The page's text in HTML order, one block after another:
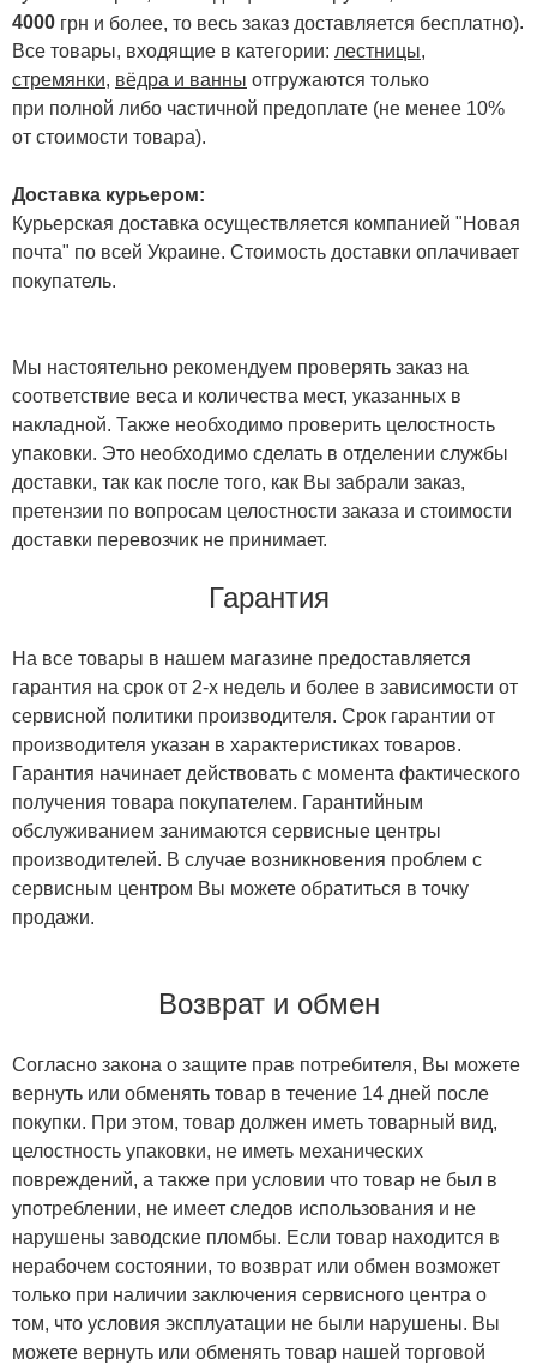
4000 грн и более, то весь заказ доставляется бесплатно).
Все товары, входящие в категории: лестницы,
стремянки, вёдра и ванны отгружаются только
при полной либо частичной предоплате (не менее 10%
от стоимости товара).
Доставка курьером:
Курьерская доставка осуществляется компанией "Новая
почта" по всей Украине. Стоимость доставки оплачивает
покупатель.
Мы настоятельно рекомендуем проверять заказ на
соответствие веса и количества мест, указанных в
накладной. Также необходимо проверить целостность
упаковки. Это необходимо сделать в отделении службы
доставки, так как после того, как Вы забрали заказ,
претензии по вопросам целостности заказа и стоимости
доставки перевозчик не принимает.
Гарантия
На все товары в нашем магазине предоставляется
гарантия на срок от 2-х недель и более в зависимости от
сервисной политики производителя. Срок гарантии от
производителя указан в характеристиках товаров.
Гарантия начинает действовать с момента фактического
получения товара покупателем. Гарантийным
обслуживанием занимаются сервисные центры
производителей. В случае возникновения проблем с
сервисным центром Вы можете обратиться в точку
продажи.
Возврат и обмен
Согласно закона о защите прав потребителя, Вы можете
вернуть или обменять товар в течение 14 дней после
покупки. При этом, товар должен иметь товарный вид,
целостность упаковки, не иметь механических
повреждений, а также при условии что товар не был в
употреблении, не имеет следов использования и не
нарушены заводские пломбы. Если товар находится в
нерабочем состоянии, то возврат или обмен возможет
только при наличии заключения сервисного центра о
том, что условия эксплуатации не были нарушены. Вы
можете вернуть или обменять товар нашей торговой